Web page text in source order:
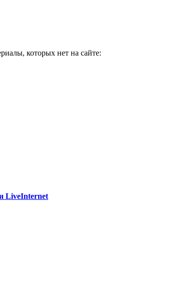
которых нет на сайте:
LiveInternet